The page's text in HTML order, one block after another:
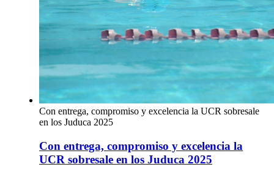
Con entrega, compromiso y excelencia la UCR sobresale
en los Juduca 2025
Con entrega, compromiso y excelencia la
UCR sobresale en los Juduca 2025